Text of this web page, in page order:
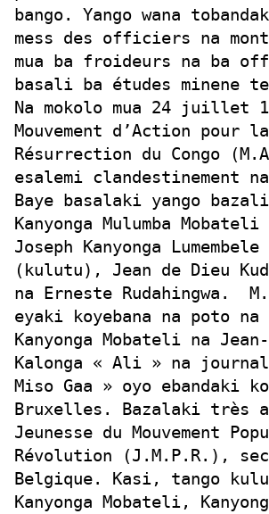
bango. Yango wana
mess des officiers na mont
mua ba froideurs na ba
basali ba études minene
Na mokolo mua 24 juillet
Mouvement d’Action pour la
Résurrection du Congo
esalemi clandestinement
Baye basalaki yango
Kanyonga Mulumba
Joseph Kanyonga
(kulutu), Jean de Dieu
na Erneste Rudahingwa.
eyaki koyebana na poto na
Kanyonga Mobateli na
Kalonga « Ali » na journal
Miso Gaa » oyo ebandaki
Bruxelles. Bazalaki très
Jeunesse du Mouvement
Révolution (J.M.P.R.),
Belgique. Kasi, tango
Kanyonga Mobateli,